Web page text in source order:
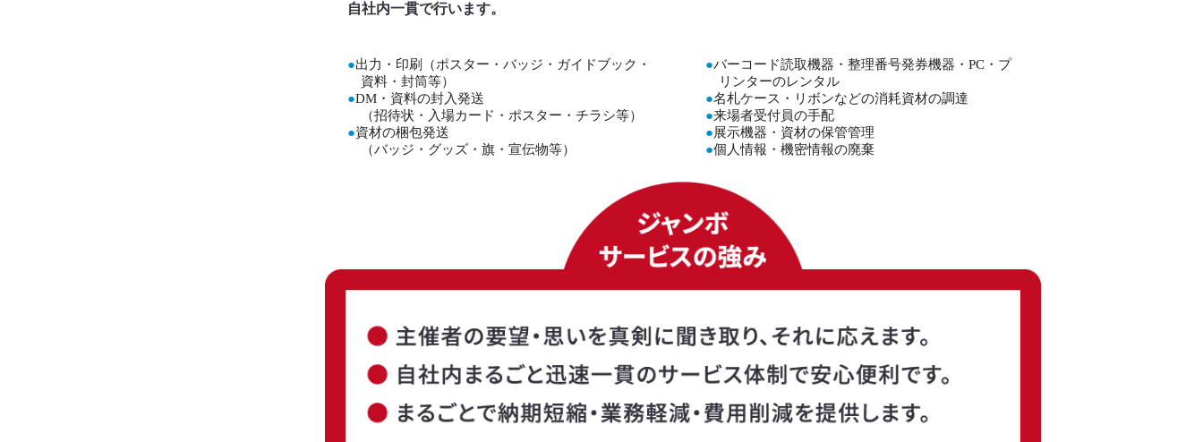
自社内一貫で行います。
●出力・印刷（ポスター・バッジ・ガイドブック・
資料・封筒等）
●DM・資料の封入発送
（招待状・入場カード・ポスター・チラシ等）
●資材の梱包発送
（バッジ・グッズ・旗・宣伝物等）
●バーコード読取機器・整理番号発券機器・PC・プ
リンターのレンタル
●名札ケース・リボンなどの消耗資材の調達
●来場者受付員の手配
●展示機器・資材の保管管理
●個人情報・機密情報の廃棄